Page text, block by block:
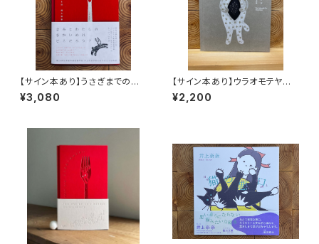
【サイン本あり】うさぎまでのお
さらい［通常版］
¥3,080
【サイン本あり】ウラオモテヤマ
ネコ
¥2,200